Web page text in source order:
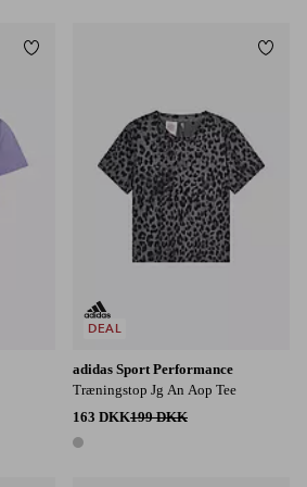
Tilføj til favoritter
adidas Sport Performance
Træningstop Jg An Aop Tee
163 DKK199 DKK
1 farve
DEAL